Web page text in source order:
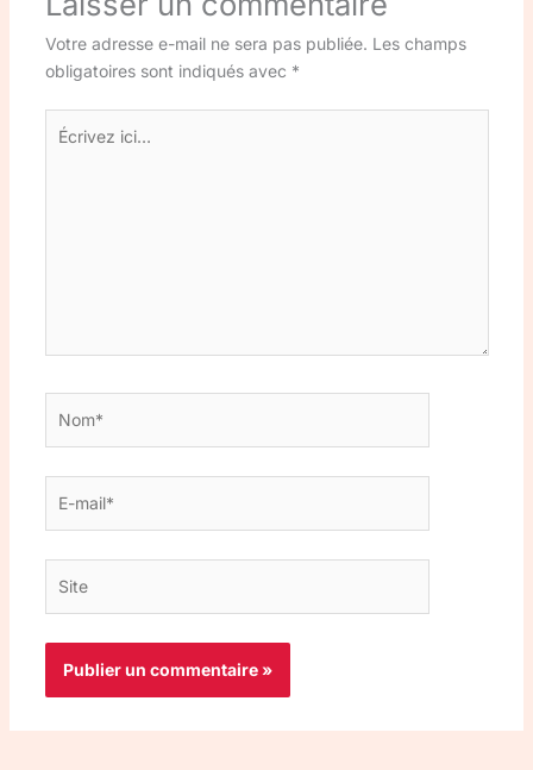
Votre adresse e-mail ne sera pas publiée. Les champs
obligatoires sont indiqués avec *
Écrivez
ici…
mail*